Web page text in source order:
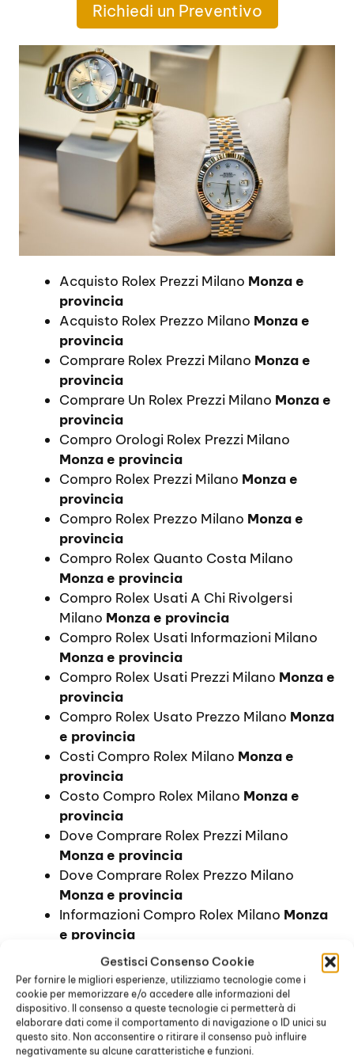
Gestisci Consenso Cookie
Per fornire le migliori esperienze, utilizziamo tecnologie come i
cookie per memorizzare e/o accedere alle informazioni del
dispositivo. Il consenso a queste tecnologie ci permetterà di
elaborare dati come il comportamento di navigazione o ID unici su
questo sito. Non acconsentire o ritirare il consenso può influire
negativamente su alcune caratteristiche e funzioni.
Richiedi un Preventivo
Acquisto Rolex Prezzi Milano Monza e
provincia
Acquisto Rolex Prezzo Milano Monza e
provincia
Comprare Rolex Prezzi Milano Monza e
provincia
Comprare Un Rolex Prezzi Milano Monza e
provincia
Compro Orologi Rolex Prezzi Milano
Monza e provincia
Compro Rolex Prezzi Milano Monza e
provincia
Compro Rolex Prezzo Milano Monza e
provincia
Compro Rolex Quanto Costa Milano
Monza e provincia
Compro Rolex Usati A Chi Rivolgersi
Milano Monza e provincia
Compro Rolex Usati Informazioni Milano
Monza e provincia
Compro Rolex Usati Prezzi Milano Monza e
provincia
Compro Rolex Usato Prezzo Milano Monza
e provincia
Costi Compro Rolex Milano Monza e
provincia
Costo Compro Rolex Milano Monza e
provincia
Dove Comprare Rolex Prezzi Milano
Monza e provincia
Dove Comprare Rolex Prezzo Milano
Monza e provincia
Informazioni Compro Rolex Milano Monza
e provincia
Orologi Rolex Prezzi Milano Monza e
provincia
Prezzi Compro Rolex MilanoMonza e
provincia
Prezzo Compro Rolex MilanoMonza e
provincia